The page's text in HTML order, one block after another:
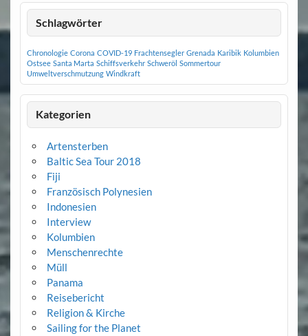
Schlagwörter
Chronologie Corona COVID-19 Frachtensegler Grenada Karibik Kolumbien
Ostsee Santa Marta Schiffsverkehr Schweröl Sommertour
Umweltverschmutzung Windkraft
Kategorien
Artensterben
Baltic Sea Tour 2018
Fiji
Französisch Polynesien
Indonesien
Interview
Kolumbien
Menschenrechte
Müll
Panama
Reisebericht
Religion & Kirche
Sailing for the Planet